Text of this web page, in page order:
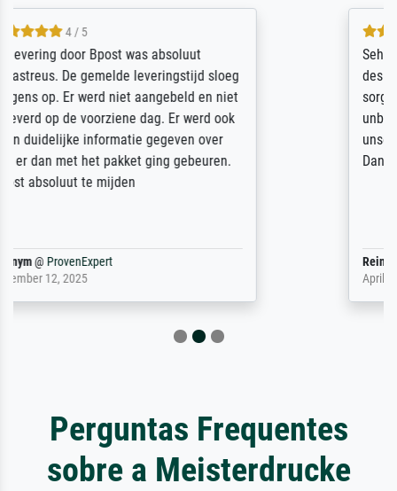
Sehr gute Qualität des Leinwanddrucks und
des Rahmens! Unser Bild wurde sehr
sorgfältig und sicher verpackt, so dass es
unbeschadet bei uns ankam. Es wird nicht
unser letzter Meisterdruck sein. Vielen
Dank!
Reinhold,
April 22, 2026
Perguntas Frequentes
sobre a Meisterdrucke